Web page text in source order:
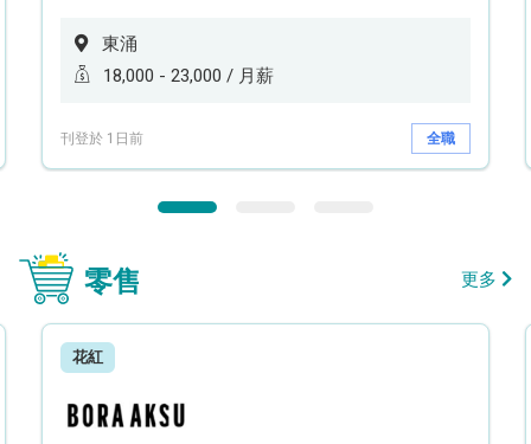
東涌
18,000 - 23,000 / 月薪
刊登於 1日前 全職
零售 更多
花紅